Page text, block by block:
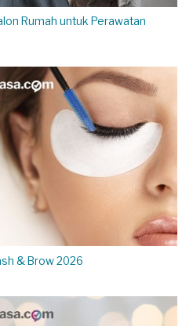
Rumah untuk Perawatan
& Brow 2026